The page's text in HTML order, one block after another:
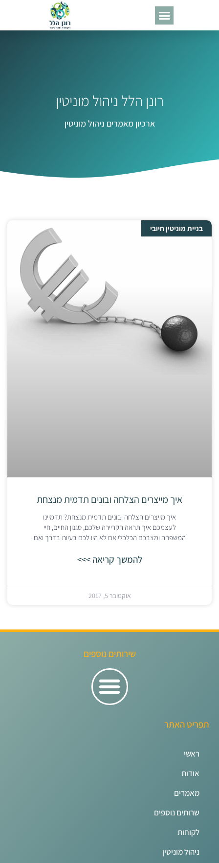
רונן הלל ניהול מוניטין
ארכיון מאמרים ניהול מוניטין
בניית מוניטין חיובי
איך מייצרים הצלחה ובונים תדמית מנצחת
איך מייצרים הצלחה ובונים תדמית מנצחת? תדמיינו
לעצמכם איך תראה הקריירה שלכם, סגנון החיים, חיי
המשפחה ומצבכם הכלכלי אם לא היו לכם בעיות בדרך ואם
להמשך קריאה >>>
אוקטובר 5, 2017
שירותים נוספים
תפריט האתר
ראשי
אודות
מאמרים
שרותים נוספים
לקוחות
ניהול מוניטין